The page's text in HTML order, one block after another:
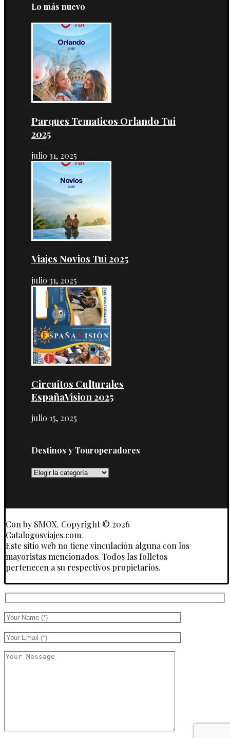
Lo más nuevo
Parques Tematicos Orlando Tui
2025
julio 31, 2025
Viajes Novios Tui 2025
julio 31, 2025
Circuitos Culturales
EspañaVision 2025
julio 15, 2025
Destinos y Touroperadores
Destinos
Con by SMOX. Copyright © 2026
Catalogosviajes.com.
Este sitio web no tiene vinculación alguna con los
mayoristas mencionados. Todos las folletos
pertenecen a su respectivos propietarios.